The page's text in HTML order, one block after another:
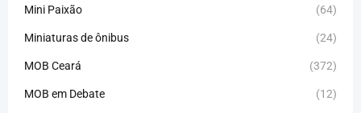
Mini Paixão (64)
Miniaturas de ônibus (24)
MOB Ceará (372)
MOB em Debate (12)